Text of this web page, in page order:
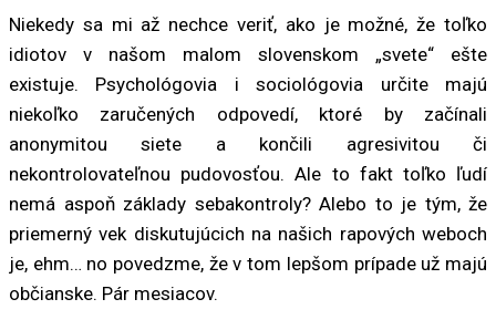
Niekedy sa mi až nechce veriť, ako je možné, že toľko
idiotov v našom malom slovenskom „svete“ ešte
existuje. Psychológovia i sociológovia určite majú
niekoľko zaručených odpovedí, ktoré by začínali
anonymitou siete a končili agresivitou či
nekontrolovateľnou pudovosťou. Ale to fakt toľko ľudí
nemá aspoň základy sebakontroly? Alebo to je tým, že
priemerný vek diskutujúcich na našich rapových weboch
je, ehm… no povedzme, že v tom lepšom prípade už majú
občianske. Pár mesiacov.